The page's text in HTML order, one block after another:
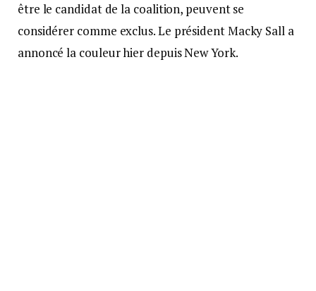
être le candidat de la coalition, peuvent se
considérer comme exclus. Le président Macky Sall a
annoncé la couleur hier depuis New York.